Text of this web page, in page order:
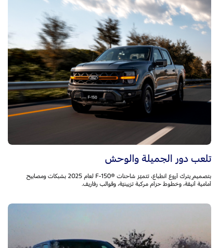
تلعب دور الجميلة والوحش
بتصميمٍ يترك أروع انطباع، تتميّز شاحنات F-150®‎ لعام 2025 بشبكات ومصابيح
أمامية أنيقة، وخطوط حزام مركبة تزيينيّة، وقوالب رفاريف.